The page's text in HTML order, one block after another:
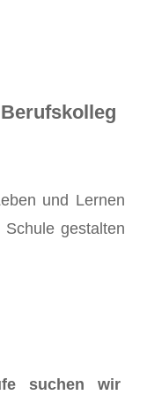
und Lernen
gestalten
suchen wir